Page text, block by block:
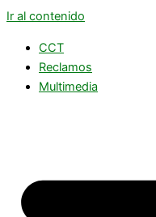
Ir al contenido
CCT
Reclamos
Multimedia